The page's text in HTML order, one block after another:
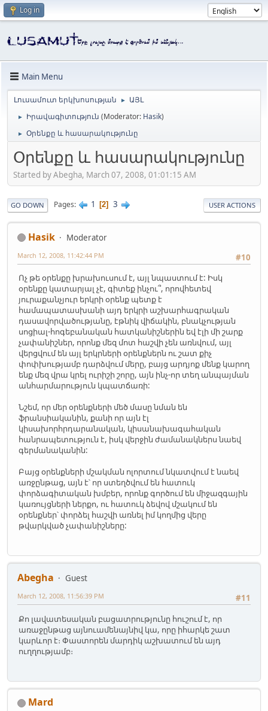
Log in
Main Menu
Լուսամուտ երկխոսության ► ԱՅԼ
► Իրավագիտություն (Moderator: Hasik)
► Օրենքը և հասարակությունը
Օրենքը և հասարակությունը
Started by Abegha, March 07, 2008, 01:01:15 AM
GO DOWN Pages 1 2 3 USER ACTIONS
Hasik
Moderator
#10
March 12, 2008, 11:42:44 PM
Ոչ թե օրենքը խրախուսում է, այլ նպաստում է: Իսկ
օրենքը կատարյալ չէ, գիտեք ինչու՞, որովհետեվ
յուրաքանչյուր երկրի օրենք պետք է
համապատասխանի այդ երկրի աշխարհագրական
դասավորվածությանը, էթնիկ վիճակին, բնակչության
սոցիալ-հոգեբանական հատկանիշներին եվ էլի մի շարք
չափանիշներ, որոնք մեզ մոտ հաշվի չեն առնվում, այլ
վերցվում են այլ երկրների օրենքներն ու շատ քիչ
փոփխությամբ դարձվում մերը, բայց արդյոք մենք կարող
ենք մեզ վրա կրել ուրիշի շորը, այն ինչ-որ տեղ անպայման
անհարմարություն կպատճառի:
Նշեմ, որ մեր օրենքների մեծ մասը նման են
ֆրանսիականին, քանի որ այն էլ
կիսախորհրդարանական, կիսանախագահական
հանրապետություն է, իսկ վերջին ժամանակներս նաեվ
գերմանականին:
Բայց օրենքների մշակման ոլորտում նկատվում է նաեվ
առջընթաց, այն է՝ որ ստեղծվում են հատուկ
փորձագիտական խմբեր, որոնք գործում են միջազգային
կառույցների ներքո, ու հատուկ ձեվով մշակում են
օրենքներ՝ փորձել հաշվի առնել իմ կողմից վերը
թվարկված չափանիշները:
Abegha
Guest
#11
March 12, 2008, 11:56:39 PM
Քո լավատեսական բացատրությունը հուշում է, որ
առաջընթաց այնուամենայնիվ կա, որը իհարկե շատ
կարևոր է։ Փաստորեն մարդիկ աշխատում են այդ
ուղղությամբ։
Mard